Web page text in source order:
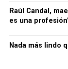
Raúl Candal,
es una
Nada más lindo